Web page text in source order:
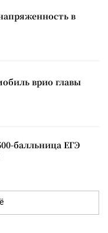
в
врио главы
балльница ЕГЭ